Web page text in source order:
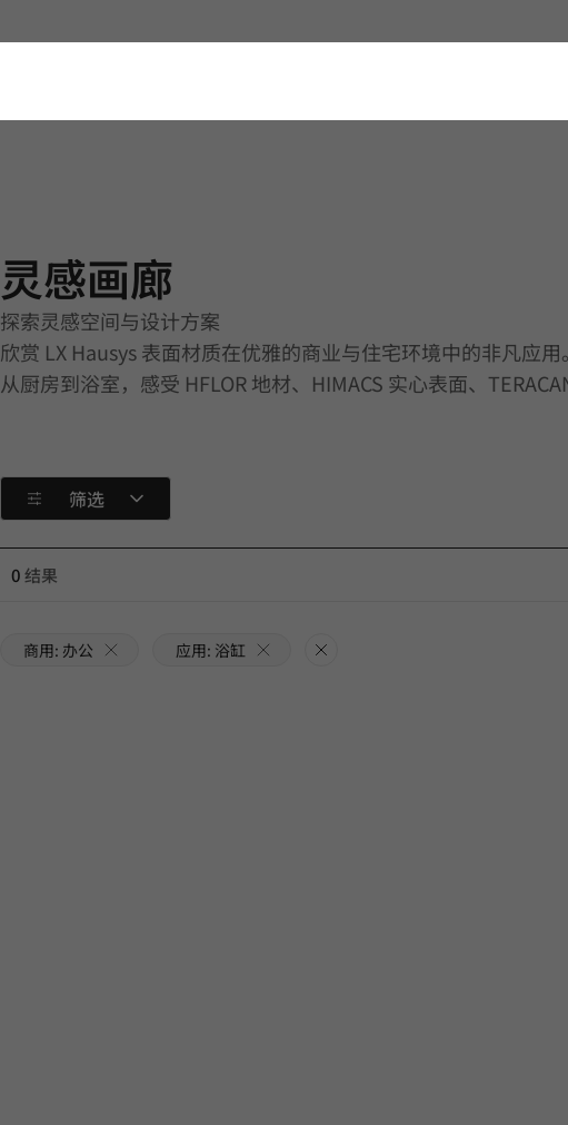
灵感画廊 | Bath | Application
灵感画廊
探索灵感空间与设计方案
欣赏 LX Hausys 表面材质在优雅的商业与住宅环境中的非凡应用。
从厨房到浴室，感受 HFLOR 地材、HIMACS 实心表面、
筛选
0结果
商用: 办公 应用: 浴缸